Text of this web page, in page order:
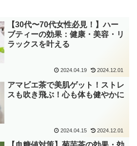
【30代〜70代女性必見！】ハー
ブティーの効果：健康・美容・リ
ラックスを叶える
2024.04.19 2024.12.01
アマビエ茶で美肌ゲット！ストレ
スも吹き飛ぶ！心も体も健やかに
2024.04.15 2024.12.01